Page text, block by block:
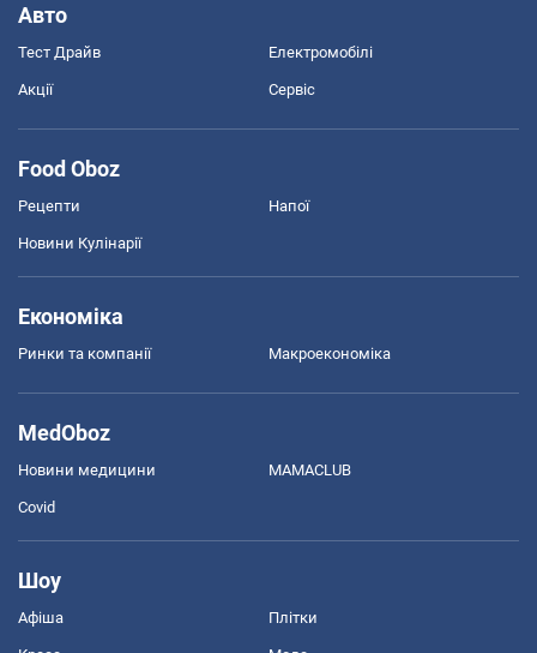
Авто
Тест Драйв Електромобілі
Акції Сервіс
Food Oboz
Рецепти Напої
Новини Кулінарії
Економіка
Ринки та компанії Макроекономіка
MedOboz
Новини медицини MAMACLUB
Covid
Шоу
Афіша Плітки